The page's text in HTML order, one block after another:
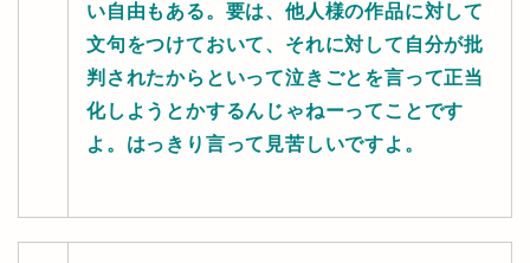
い自由もある。要は、他人様の作品に対して
文句をつけておいて、それに対して自分が批
判されたからといって泣きごとを言って正当
化しようとかするんじゃねーってことです
よ。はっきり言って見苦しいですよ。